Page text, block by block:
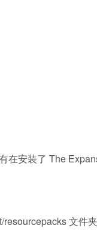
在安装了 The
文件